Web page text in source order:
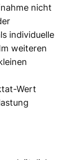
nicht
individuelle
weiteren
Wert